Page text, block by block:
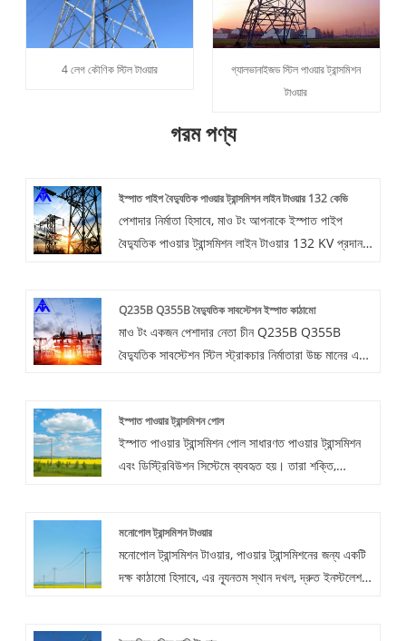
4 লেগ কৌণিক স্টিল টাওয়ার
গ্যালভানাইজড স্টিল পাওয়ার ট্রান্সমিশন
টাওয়ার
গরম পণ্য
ইস্পাত পাইপ বৈদ্যুতিক পাওয়ার ট্রান্সমিশন লাইন টাওয়ার 132 কেভি
পেশাদার নির্মাতা হিসাবে, মাও টং আপনাকে ইস্পাত পাইপ
বৈদ্যুতিক পাওয়ার ট্রান্সমিশন লাইন টাওয়ার 132 KV প্রদান
Q235B Q355B বৈদ্যুতিক সাবস্টেশন ইস্পাত কাঠামো
মাও টং একজন পেশাদার নেতা চীন Q235B Q355B
বৈদ্যুতিক সাবস্টেশন স্টিল স্ট্রাকচার নির্মাতারা উচ্চ মানের এবং
ইস্পাত পাওয়ার ট্রান্সমিশন পোল
ইস্পাত পাওয়ার ট্রান্সমিশন পোল সাধারণত পাওয়ার ট্রান্সমিশন
এবং ডিস্ট্রিবিউশন সিস্টেমে ব্যবহৃত হয়। তারা শক্তি,
পরিবাহীকে সমর্থন করতে পারে এবং বিভিন্ন আবহাওয়া সহ্য
করতে পারে।
মনোপোল ট্রান্সমিশন টাওয়ার
মনোপোল ট্রান্সমিশন টাওয়ার, পাওয়ার ট্রান্সমিশনের জন্য একটি
দক্ষ কাঠামো হিসাবে, এর ন্যূনতম স্থান দখল, দ্রুত ইনস্টলেশন